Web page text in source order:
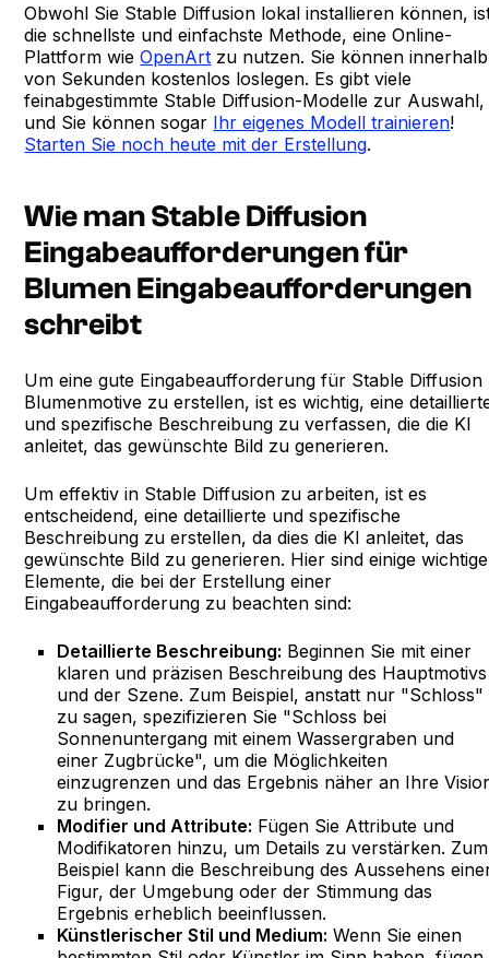
Obwohl Sie Stable Diffusion lokal installieren können,
die schnellste und einfachste Methode, eine Online-
Plattform wieOpenArt zu nutzen. Sie können innerhalb
von Sekunden kostenlos loslegen. Es gibt viele
feinabgestimmte Stable Diffusion-Modelle zur Auswahl,
und Sie können sogar Ihr eigenes Modell trainieren!
Starten Sie noch heute mit der Erstellung.
Wie man Stable Diffusion
Eingabeaufforderungen für
Blumen Eingabeaufforderungen
schreibt
Um eine gute Eingabeaufforderung für Stable Diffusion
Blumenmotive zu erstellen, ist es wichtig, eine
und spezifische Beschreibung zu verfassen, die die KI
anleitet, das gewünschte Bild zu generieren.
Um effektiv in Stable Diffusion zu arbeiten, ist es
entscheidend, eine detaillierte und spezifische
Beschreibung zu erstellen, da dies die KI anleitet, das
gewünschte Bild zu generieren. Hier sind einige wichtige
Elemente, die bei der Erstellung einer
Eingabeaufforderung zu beachten sind:
Detaillierte Beschreibung: Beginnen Sie mit einer
klaren und präzisen Beschreibung des Hauptmotivs
und der Szene. Zum Beispiel, anstatt nur "Schloss"
zu sagen, spezifizieren Sie "Schloss bei
Sonnenuntergang mit einem Wassergraben und
einer Zugbrücke", um die Möglichkeiten
einzugrenzen und das Ergebnis näher an Ihre
zu bringen.
Modifier und Attribute: Fügen Sie Attribute und
Modifikatoren hinzu, um Details zu verstärken. Zum
Beispiel kann die Beschreibung des Aussehens
Figur, der Umgebung oder der Stimmung das
Ergebnis erheblich beeinflussen.
Künstlerischer Stil und Medium: Wenn Sie einen